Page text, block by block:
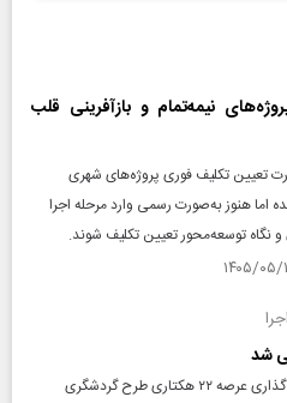
نیمه‌تمام و بازآفرینی قلب
تعیین تکلیف فوری پروژه‌های شهری
اما هنوز به‌صورت رسمی وارد مرحله اجرا
نگاه توسعه‌محور تعیین تکلیف شوند.
شد
استاندار گلستان از نهایی‌شدن فرآیند واگذاری عرصه ۲۲ هکتاری طرح گردشگری